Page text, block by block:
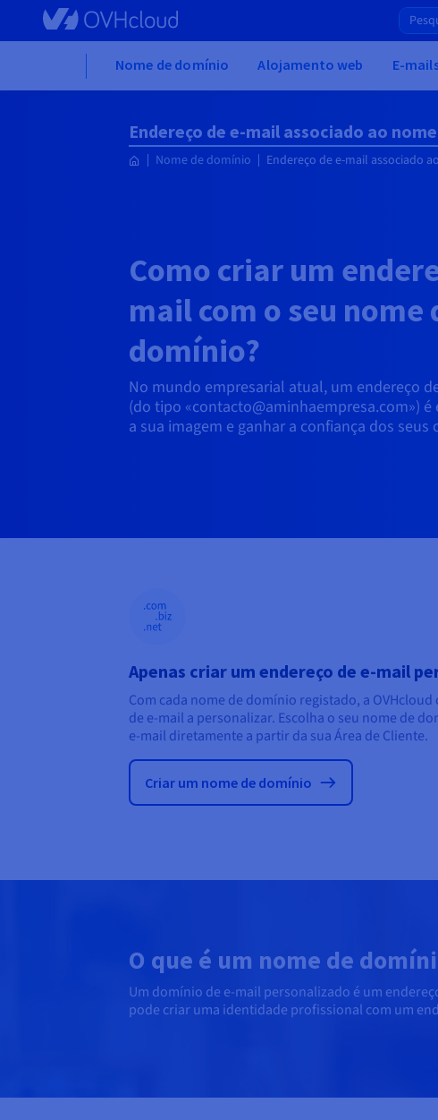
Skip to main content
Nome de domínio Alojamento web E-
Endereço de e-mail associado ao
Nome de domínio Endereço de e-mail associado
Como criar um
mail com o seu nome
domínio?
No mundo empresarial atual, um endereço
(do tipo «contacto@aminhaempresa.com»)
a sua imagem e ganhar a confiança dos seus
Apenas criar um endereço de e-mail
Com cada nome de domínio registado, a
de e-mail a personalizar. Escolha o seu nome de
e-mail diretamente a partir da sua Área de Cliente.
Criar um nome de domínio
O que é um nome de
Um domínio de e-mail personalizado é um
pode criar uma identidade profissional com um